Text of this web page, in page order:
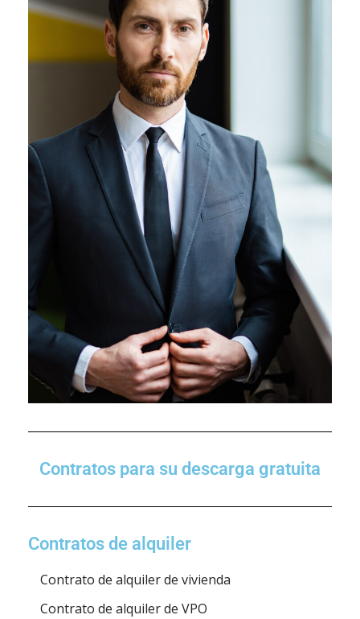
Contratos para su descarga gratuita
Contratos de alquiler
Contrato de alquiler de vivienda
Contrato de alquiler de VPO